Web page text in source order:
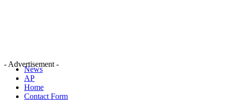
- Advertisement -
News
AP
Home
Contact Form